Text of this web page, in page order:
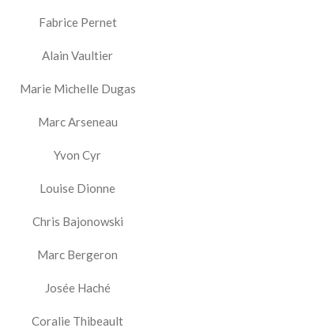
Fabrice Pernet
Alain Vaultier
Marie Michelle Dugas
Marc Arseneau
Yvon Cyr
Louise Dionne
Chris Bajonowski
Marc Bergeron
Josée Haché
Coralie Thibeault